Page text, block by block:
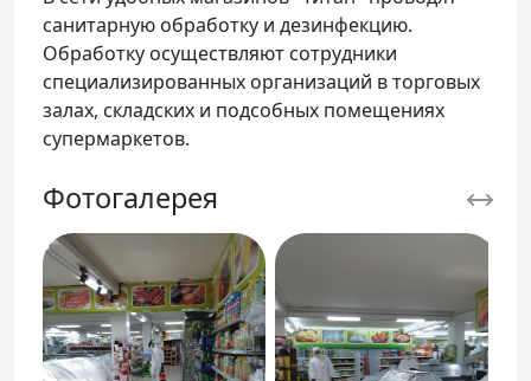
санитарную обработку и дезинфекцию.
Обработку осуществляют сотрудники
специализированных организаций в торговых
залах, складских и подсобных помещениях
супермаркетов.
Фотогалерея